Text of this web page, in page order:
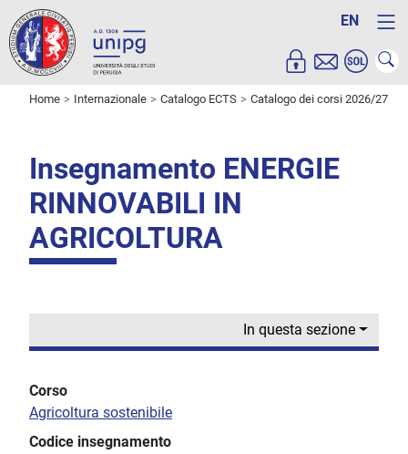
EN
Home Internazionale Catalogo ECTS Catalogo dei corsi 2026/27
Insegnamento ENERGIE
RINNOVABILI IN
AGRICOLTURA
In questa sezione
Corso
Agricoltura sostenibile
Codice insegnamento